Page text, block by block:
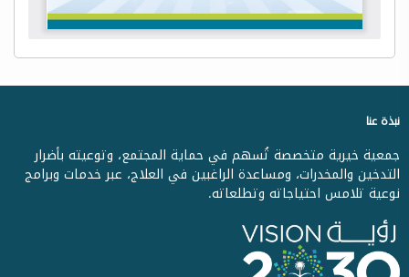
نبذة عنا
جمعية خيرية متخصصة تُسهم في حماية المجتمع، وتوعيته بأضرار
التدخين والمخدرات، ومساعدة الراغبين في العلاج، عبر خدمات وبرامج
نوعية تلامس احتياجاته وتطلعاته.